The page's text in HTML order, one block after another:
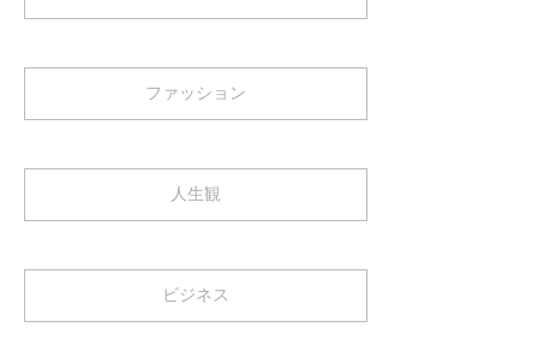
ファッション
人生観
ビジネス